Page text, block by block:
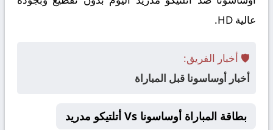
عالية HD.
🛡️ أخبار الفريق:
أخبار أوساسونا قبل المباراة
بطاقة المباراة أوساسونا Vs أتلتيكو مدريد